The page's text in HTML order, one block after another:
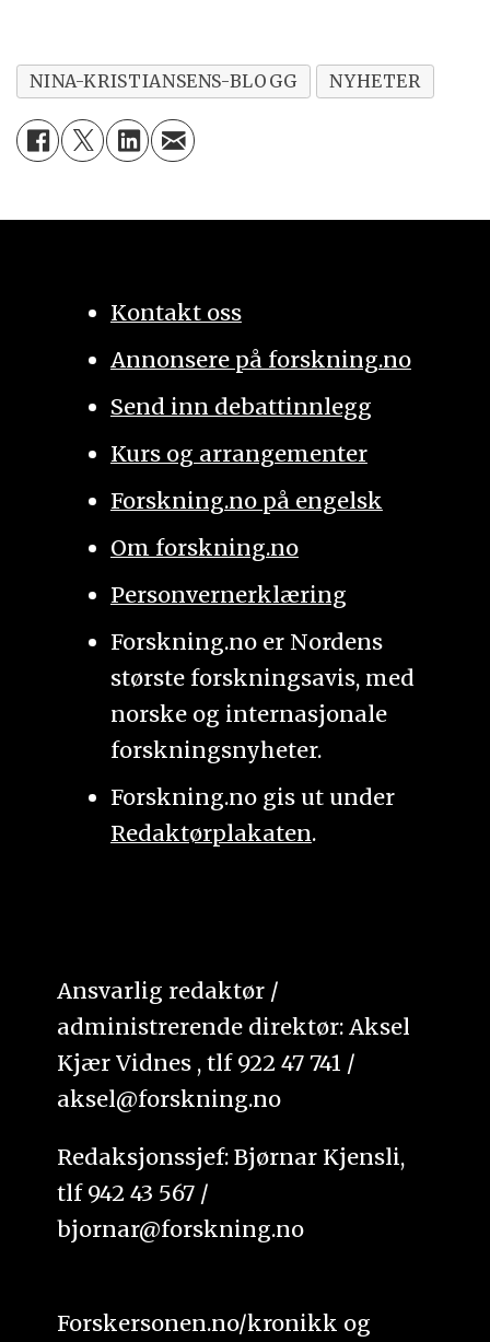
NINA-KRISTIANSENS-BLOGG NYHETER
Kontakt oss
Annonsere på forskning.no
Send inn debattinnlegg
Kurs og arrangementer
Forskning.no på engelsk
Om forskning.no
Personvernerklæring
Forskning.no er Nordens
største forskningsavis, med
norske og internasjonale
forskningsnyheter.
Forskning.no gis ut under
Redaktørplakaten.
Ansvarlig redaktør /
administrerende direktør: Aksel
Kjær Vidnes , tlf 922 47 741 /
aksel@forskning.no
Redaksjonssjef: Bjørnar Kjensli,
tlf 942 43 567 /
bjornar@forskning.no
Forskersonen.no/kronikk og